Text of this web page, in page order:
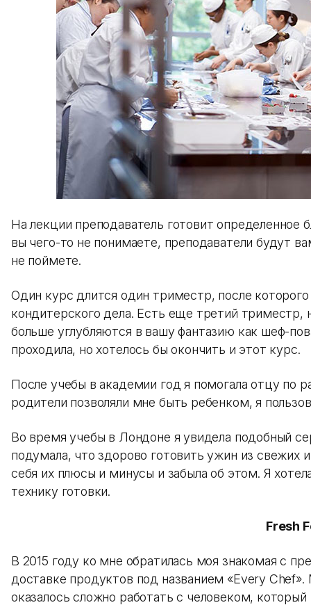
На лекции преподаватель готовит
вы чего-то не понимаете, преподаватели будут
не поймете.
Один курс длится один триместр, после
кондитерского дела. Есть еще третий триместр,
больше углубляются в вашу фантазию как шеф-
проходила, но хотелось бы окончить и этот курс.
После учебы в академии год я помогала отцу по
родители позволяли мне быть ребенком, я
Во время учебы в Лондоне я увидела подобный
подумала, что здорово готовить ужин из свежих
себя их плюсы и минусы и забыла об этом. Я
технику готовки.
Fresh
В 2015 году ко мне обратилась моя знакомая с
доставке продуктов под названием «Every
оказалось сложно работать с человеком,